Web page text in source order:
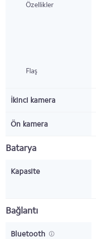
Özellikler
Flaş
İkinci kamera
Ön kamera
Batarya
Kapasite
Bağlantı
Bluetooth